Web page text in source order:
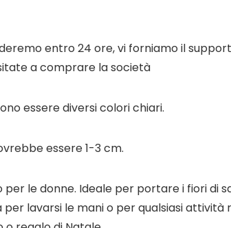
entro 24 ore, vi forniamo il
a comprare la società
essere diversi colori chiari.
essere 1-3 cm.
le donne. Ideale per portare i fiori di
lavarsi le mani o per qualsiasi